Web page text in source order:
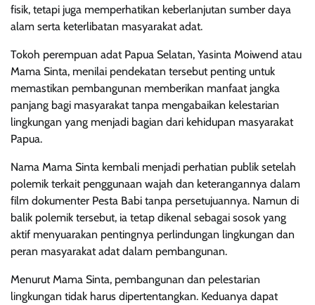
fisik, tetapi juga memperhatikan keberlanjutan sumber daya
alam serta keterlibatan masyarakat adat.
Tokoh perempuan adat Papua Selatan, Yasinta Moiwend atau
Mama Sinta, menilai pendekatan tersebut penting untuk
memastikan pembangunan memberikan manfaat jangka
panjang bagi masyarakat tanpa mengabaikan kelestarian
lingkungan yang menjadi bagian dari kehidupan masyarakat
Papua.
Nama Mama Sinta kembali menjadi perhatian publik setelah
polemik terkait penggunaan wajah dan keterangannya dalam
film dokumenter Pesta Babi tanpa persetujuannya. Namun di
balik polemik tersebut, ia tetap dikenal sebagai sosok yang
aktif menyuarakan pentingnya perlindungan lingkungan dan
peran masyarakat adat dalam pembangunan.
Menurut Mama Sinta, pembangunan dan pelestarian
lingkungan tidak harus dipertentangkan. Keduanya dapat